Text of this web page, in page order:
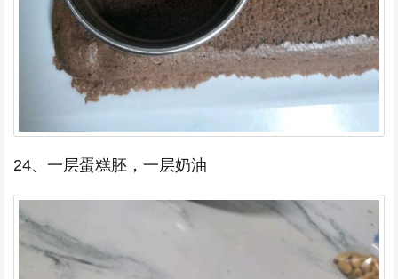
24、一层蛋糕胚，一层奶油